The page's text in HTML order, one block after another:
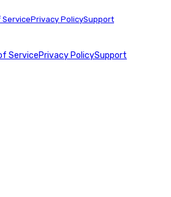
ServicePrivacy PolicySupport
ServicePrivacy PolicySupport